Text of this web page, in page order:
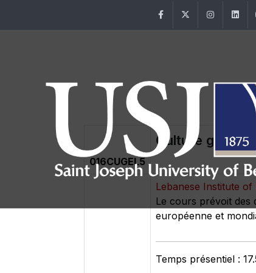
FacebookTwitter
016CUGEL5
Culture générale
Lebanese Institute of
Le cours prévoit des
européenne et
Temps présentiel :